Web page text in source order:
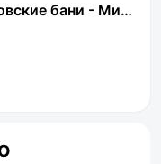
бани - Мир пара